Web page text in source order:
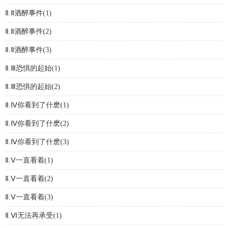
Ⅱ.Ⅱ酒醉事件(1)
Ⅱ.Ⅱ酒醉事件(2)
Ⅱ.Ⅱ酒醉事件(3)
Ⅱ.Ⅲ恐惧的起始(1)
Ⅱ.Ⅲ恐惧的起始(2)
Ⅱ.Ⅳ你看到了什麽(1)
Ⅱ.Ⅳ你看到了什麽(2)
Ⅱ.Ⅳ你看到了什麽(3)
Ⅱ.Ⅴ一直看着(1)
Ⅱ.Ⅴ一直看着(2)
Ⅱ.Ⅴ一直看着(3)
Ⅱ.Ⅵ无法再承受(1)